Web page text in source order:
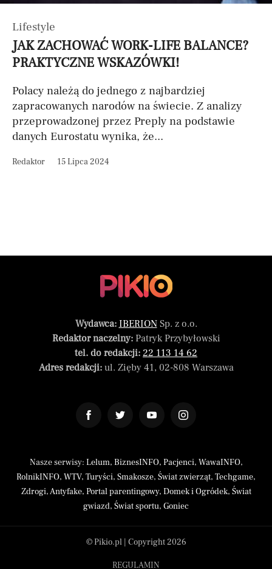
Lifestyle
JAK ZACHOWAĆ WORK-LIFE BALANCE?
PRAKTYCZNE WSKAZÓWKI!
Polacy należą do jednego z najbardziej
zapracowanych narodów na świecie. Z analizy
przeprowadzonej przez Preply na podstawie
danych Eurostatu wynika, że...
Redaktor 15 Lipca 2024
Wydawca: IBERIONSp. z o.o.
Redaktor naczelny:Patryk Przybyłowski
tel. do redakcji: 22 113 14 62
Adres redakcji:ul. Zięby 41, 02-808 Warszawa
Nasze serwisy: Lelum, BiznesINFO, Pacjenci, WawaINFO,
RolnikINFO, WTV, Turyści, Smakosze, Świat zwierząt, Techgame,
Zdrogi,Antyfake, Portal parentingowy, Domek i Ogródek, Świat
gwiazd, Świat sportu, Goniec
© Pikio.pl | Copyright 2026
REGULAMIN